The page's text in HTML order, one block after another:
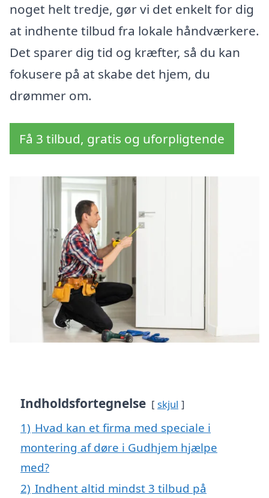
noget helt tredje, gør vi det enkelt for dig
at indhente tilbud fra lokale håndværkere.
Det sparer dig tid og kræfter, så du kan
fokusere på at skabe det hjem, du
drømmer om.
Få 3 tilbud, gratis og uforpligtende
Indholdsfortegnelse skjul
1) Hvad kan et firma med speciale i
montering af døre i Gudhjem hjælpe
med?
2) Indhent altid mindst 3 tilbud på